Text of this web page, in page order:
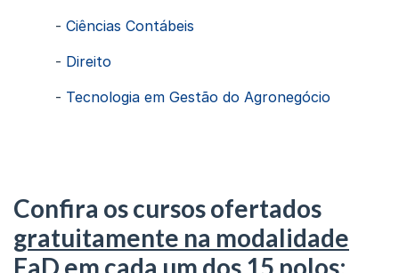
-Ciências Contábeis
- Direito
- Tecnologia em Gestão do Agronegócio
Confira os cursos ofertados
gratuitamente na modalidade
EaD em cada um dos 15 polos: